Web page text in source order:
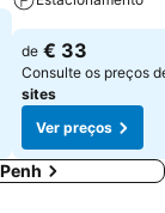
de € 33
Consulte os preços
sites
Ver preços